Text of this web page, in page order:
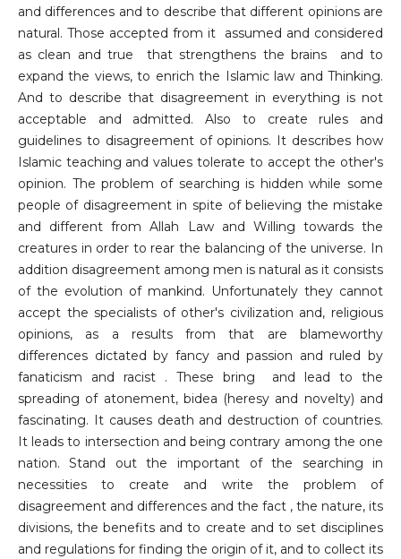
and differences and to describe that different opinions are
natural. Those accepted from it assumed and considered
as clean and true that strengthens the brains and to
expand the views, to enrich the Islamic law and Thinking.
And to describe that disagreement in everything is not
acceptable and admitted. Also to create rules and
guidelines to disagreement of opinions. It describes how
Islamic teaching and values tolerate to accept the other's
opinion. The problem of searching is hidden while some
people of disagreement in spite of believing the mistake
and different from Allah Law and Willing towards the
creatures in order to rear the balancing of the universe. In
addition disagreement among men is natural as it consists
of the evolution of mankind. Unfortunately they cannot
accept the specialists of other's civilization and, religious
opinions, as a results from that are blameworthy
differences dictated by fancy and passion and ruled by
fanaticism and racist . These bring and lead to the
spreading of atonement, bidea (heresy and novelty) and
fascinating. It causes death and destruction of countries.
It leads to intersection and being contrary among the one
nation. Stand out the important of the searching in
necessities to create and write the problem of
disagreement and differences and the fact , the nature, its
divisions, the benefits and to create and to set disciplines
and regulations for finding the origin of it, and to collect its